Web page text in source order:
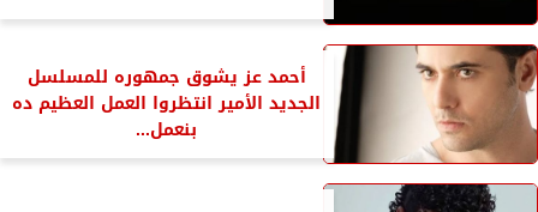
أحمد عز يشوق جمهوره للمسلسل
الجديد الأمير انتظروا العمل العظيم ده
بنعمل...